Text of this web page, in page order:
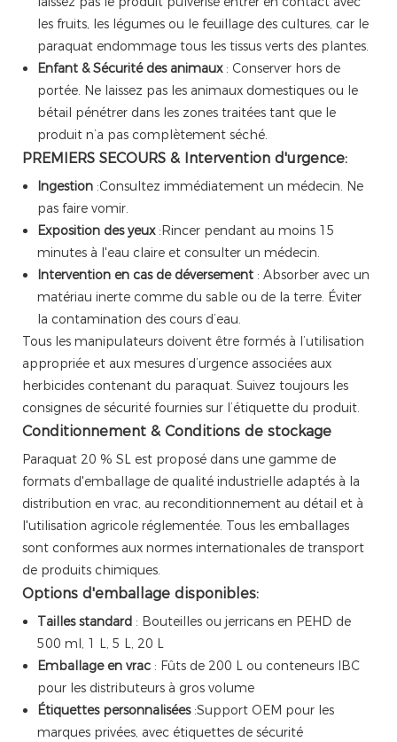
les fruits, les légumes ou le feuillage des cultures, car le
paraquat endommage tous les tissus verts des plantes.
Enfant & Sécurité des animaux : Conserver hors de
portée. Ne laissez pas les animaux domestiques ou le
bétail pénétrer dans les zones traitées tant que le
produit n’a pas complètement séché.
PREMIERS SECOURS & Intervention d'urgence:
Ingestion :Consultez immédiatement un médecin. Ne
pas faire vomir.
Exposition des yeux :Rincer pendant au moins 15
minutes à l'eau claire et consulter un médecin.
Intervention en cas de déversement : Absorber avec un
matériau inerte comme du sable ou de la terre. Éviter
la contamination des cours d’eau.
Tous les manipulateurs doivent être formés à l’utilisation
appropriée et aux mesures d’urgence associées aux
herbicides contenant du paraquat. Suivez toujours les
consignes de sécurité fournies sur l’étiquette du produit.
Conditionnement & Conditions de stockage
Paraquat 20 % SL est proposé dans une gamme de
formats d'emballage de qualité industrielle adaptés à la
distribution en vrac, au reconditionnement au détail et à
l'utilisation agricole réglementée. Tous les emballages
sont conformes aux normes internationales de transport
de produits chimiques.
Options d'emballage disponibles:
Tailles standard : Bouteilles ou jerricans en PEHD de
500 ml, 1 L, 5 L, 20 L
Emballage en vrac : Fûts de 200 L ou conteneurs IBC
pour les distributeurs à gros volume
Étiquettes personnalisées :Support OEM pour les
marques privées, avec étiquettes de sécurité